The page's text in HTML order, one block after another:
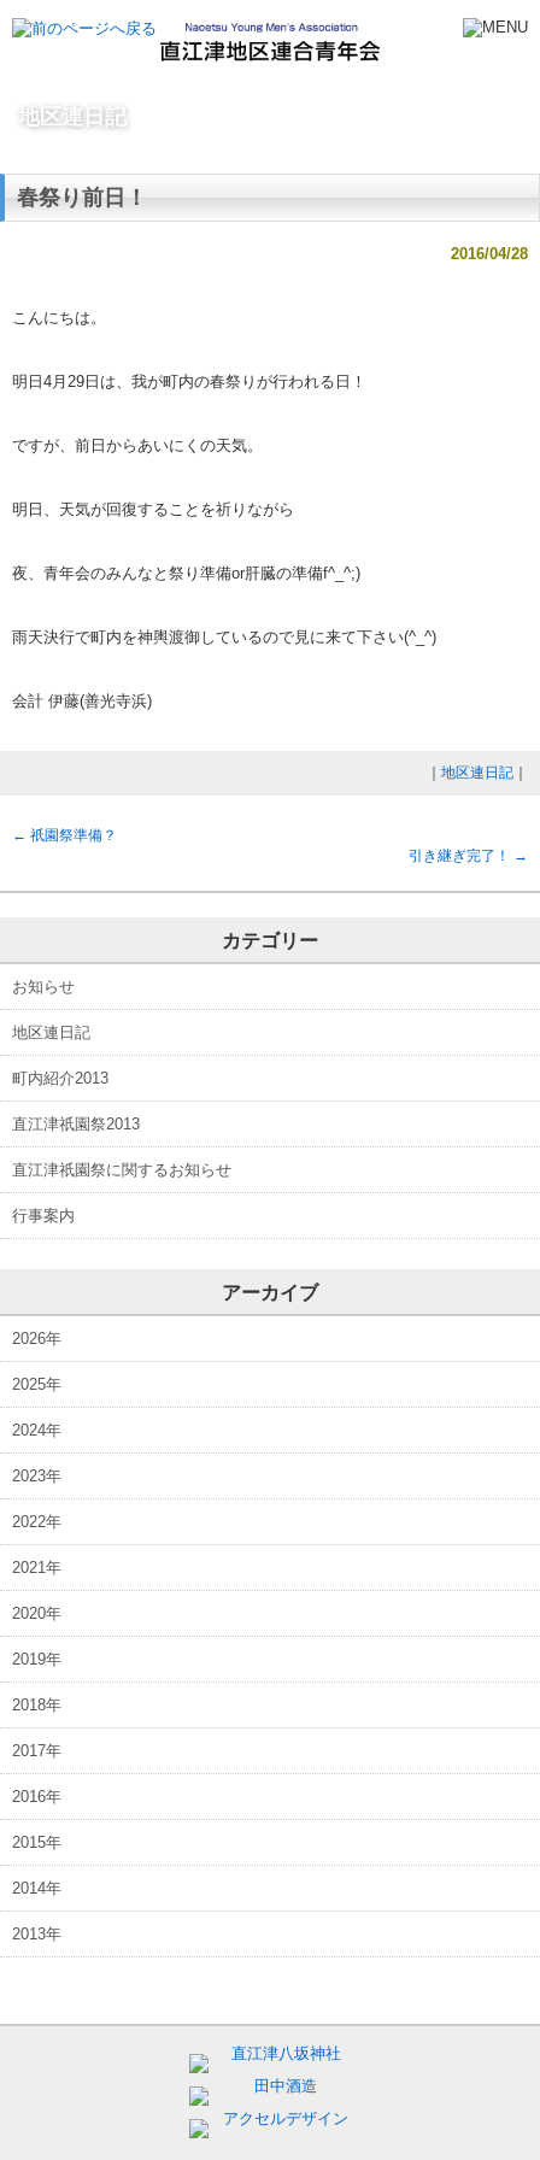
地区連日記
春祭り前日！
2016/04/28
こんにちは。
明日4月29日は、我が町内の春祭りが行われる日！
ですが、前日からあいにくの天気。
明日、天気が回復することを祈りながら
夜、青年会のみんなと祭り準備or肝臓の準備f^_^;)
雨天決行で町内を神輿渡御しているので見に来て下さい(^_^)
会計 伊藤(善光寺浜)
地区連日記
← 祇園祭準備？
引き継ぎ完了！
→
カテゴリー
お知らせ
地区連日記
町内紹介2013
直江津祇園祭2013
直江津祇園祭に関するお知らせ
行事案内
アーカイブ
2026年
2025年
2024年
2023年
2022年
2021年
2020年
2019年
2018年
2017年
2016年
2015年
2014年
2013年